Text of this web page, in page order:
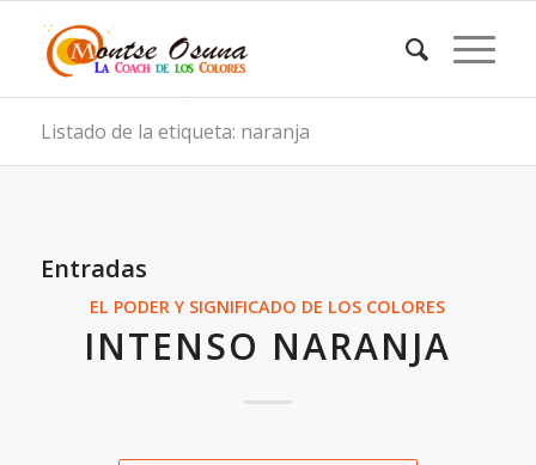
Listado de la etiqueta: naranja
Entradas
EL PODER Y SIGNIFICADO DE LOS COLORES
INTENSO NARANJA